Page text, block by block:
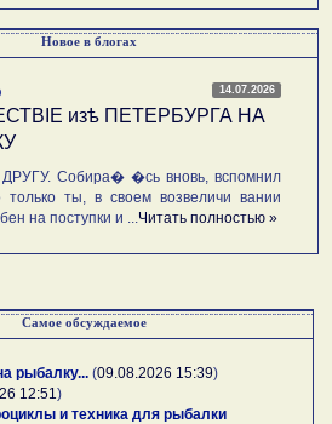
Новое в блогах
14.07.2026
изѣ ПЕТЕРБУРГА НА
Собира� �сь вновь, вспомнил
ты, в своем возвеличи вании
на поступки и ... Читать полностью »
Самое обсуждаемое
рыбалку... (09.08.2026 15:39)
12:51 )
и техника для рыбалки